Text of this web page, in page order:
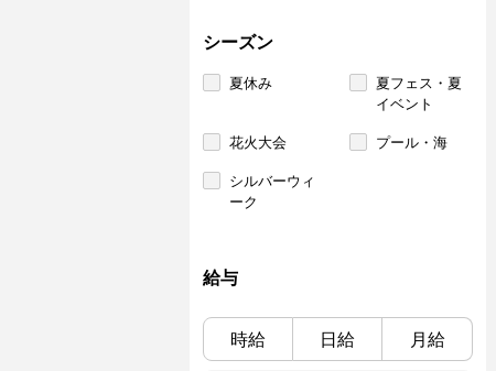
シーズン
夏休み
夏フェス・夏
イベント
花火大会 プール・海
シルバーウィ
ーク
給与
時給 日給 月給